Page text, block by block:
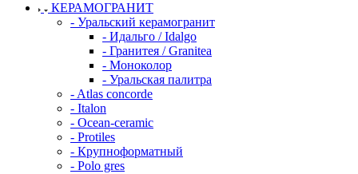
КЕРАМОГРАНИТ
- Уральский керамогранит
- Идальго / Idalgo
- Гранитея / Granitea
- Моноколор
- Уральская палитра
- Atlas concorde
- Italon
- Ocean-ceramic
- Protiles
- Крупноформатный
- Polo gres